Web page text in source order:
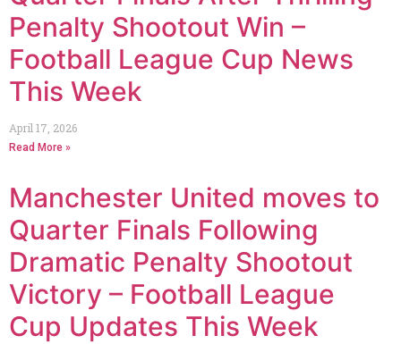
Penalty Shootout Win –
Football League Cup News
This Week
April 17, 2026
Read More »
Manchester United moves to
Quarter Finals Following
Dramatic Penalty Shootout
Victory – Football League
Cup Updates This Week